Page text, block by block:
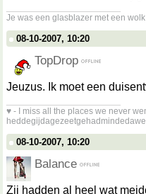
Je was een glasblazer met een
08-10-2007, 10:20
TopDrop
Jeuzus. Ik moet een
♥ - I miss all the places we never
08-10-2007, 10:20
Balance
Zij hadden al heel wat